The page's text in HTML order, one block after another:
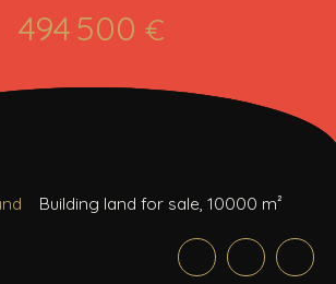
494 500 €
Building land for sale, 10000 m²